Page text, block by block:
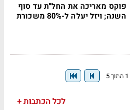
פוקס מאריכה את החל"ת עד סוף
השנה; ויזל יעלה ל-80% משכורת
לכל הכתבות +